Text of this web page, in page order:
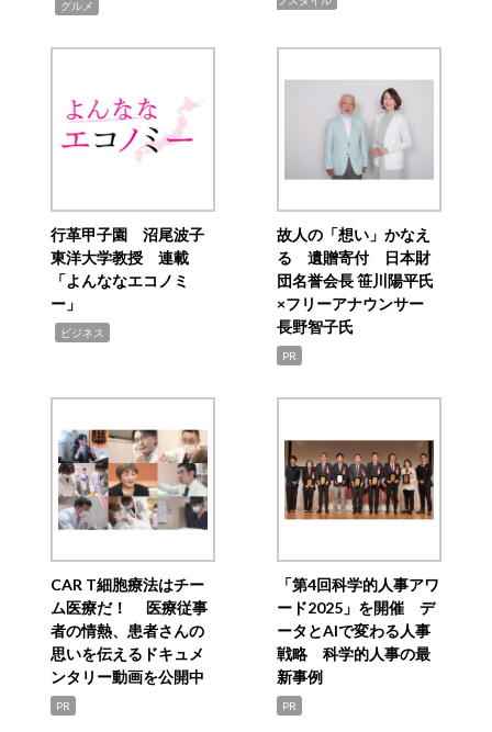
グルメ
行革甲子園 沼尾波子
東洋大学教授 連載
「よんななエコノミ
ー」
ビジネス
故人の「想い」かなえ
る 遺贈寄付 日本財
団名誉会長 笹川陽平氏
×フリーアナウンサー
長野智子氏
PR
CAR T細胞療法はチー
ム医療だ！ 医療従事
者の情熱、患者さんの
思いを伝えるドキュメ
ンタリー動画を公開中
PR
「第4回科学的人事アワ
ード2025」を開催 デ
ータとAIで変わる人事
戦略 科学的人事の最
新事例
PR